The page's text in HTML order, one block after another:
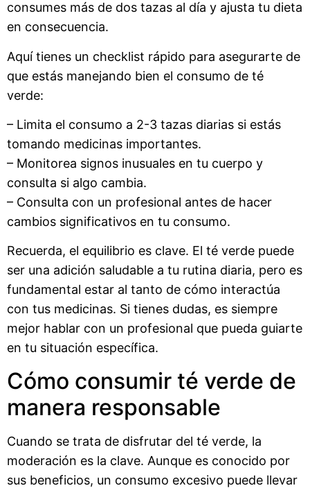
consumes más de dos tazas al día y ajusta tu dieta
en consecuencia.
Aquí tienes un checklist rápido para asegurarte de
que estás manejando bien el consumo de té
verde:
– Limita el consumo a 2-3 tazas diarias si estás
tomando medicinas importantes.
– Monitorea signos inusuales en tu cuerpo y
consulta si algo cambia.
– Consulta con un profesional antes de hacer
cambios significativos en tu consumo.
Recuerda, el equilibrio es clave. El té verde puede
ser una adición saludable a tu rutina diaria, pero es
fundamental estar al tanto de cómo interactúa
con tus medicinas. Si tienes dudas, es siempre
mejor hablar con un profesional que pueda guiarte
en tu situación específica.
Cómo consumir té verde de
manera responsable
Cuando se trata de disfrutar del té verde, la
moderación es la clave. Aunque es conocido por
sus beneficios, un consumo excesivo puede llevar